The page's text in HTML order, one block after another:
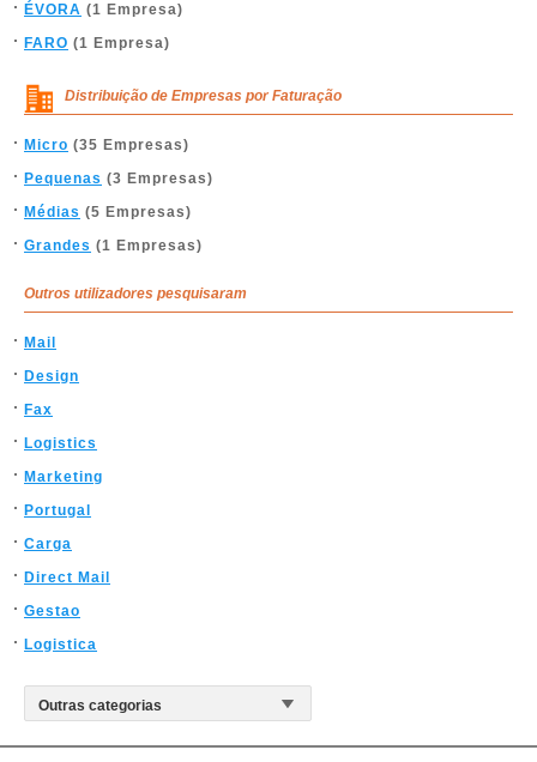
ÉVORA (1 Empresa)
FARO (1 Empresa)
Distribuição de Empresas por Faturação
Micro (35 Empresas)
Pequenas (3 Empresas)
Médias (5 Empresas)
Grandes (1 Empresas)
Outros utilizadores pesquisaram
Mail
Design
Fax
Logistics
Marketing
Portugal
Carga
Direct Mail
Gestao
Logistica